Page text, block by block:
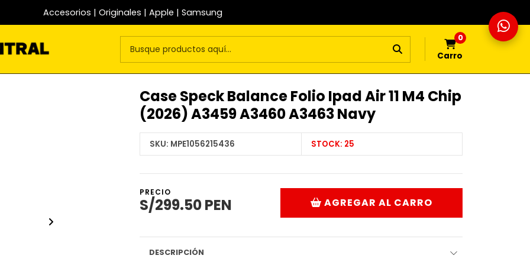
Accesorios | Originales | Apple | Samsung
0
Carro
Case Speck Balance Folio Ipad Air 11 M4 Chip
(2026) A3459 A3460 A3463 Navy
SKU: MPE1056215436 STOCK: 25
PRECIO
S/299.50 PEN AGREGAR AL CARRO
DESCRIPCIÓN